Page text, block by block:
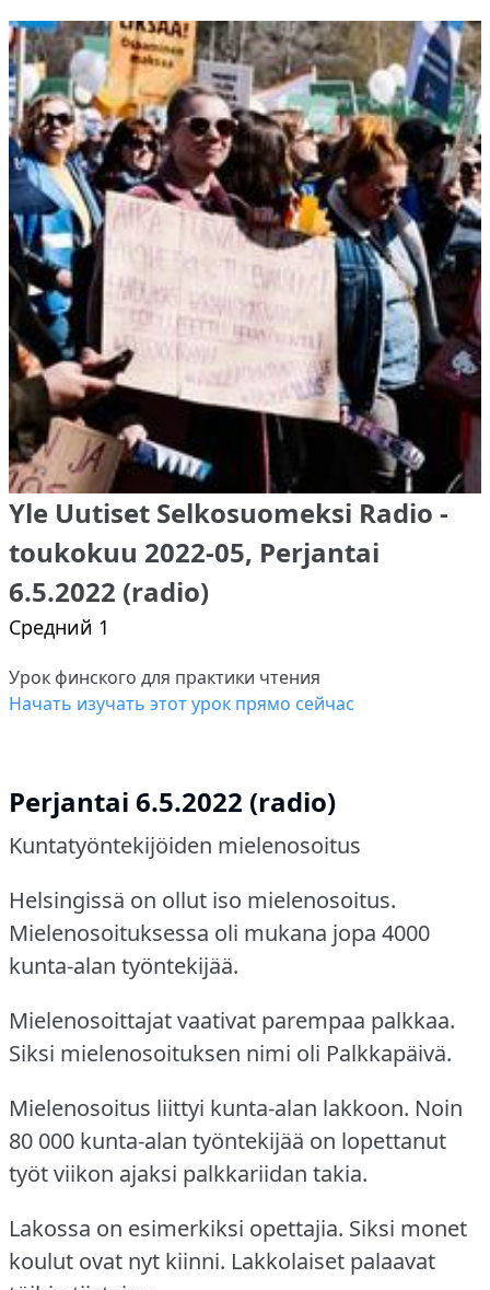
Yle Uutiset Selkosuomeksi Radio -
toukokuu 2022-05, Perjantai
6.5.2022 (radio)
Средний 1
Урок финского для практики чтения
Начать изучать этот урок прямо сейчас
Perjantai 6.5.2022 (radio)
Kuntatyöntekijöiden mielenosoitus
Helsingissä on ollut iso mielenosoitus.
Mielenosoituksessa oli mukana jopa 4000
kunta-alan työntekijää.
Mielenosoittajat vaativat parempaa palkkaa.
Siksi mielenosoituksen nimi oli Palkkapäivä.
Mielenosoitus liittyi kunta-alan lakkoon. Noin
80 000 kunta-alan työntekijää on lopettanut
työt viikon ajaksi palkkariidan takia.
Lakossa on esimerkiksi opettajia. Siksi monet
koulut ovat nyt kiinni. Lakkolaiset palaavat